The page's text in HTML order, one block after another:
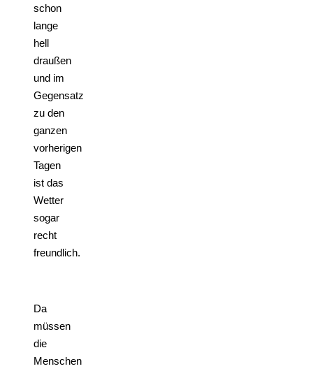
schon
lange
hell
draußen
und im
Gegensatz
zu den
ganzen
vorherigen
Tagen
ist das
Wetter
sogar
recht
freundlich.
Da
müssen
die
Menschen